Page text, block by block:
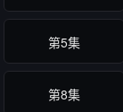
第5集
第8集